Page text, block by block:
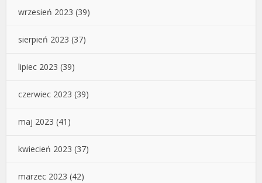
wrzesień 2023 (39)
sierpień 2023 (37)
lipiec 2023 (39)
czerwiec 2023 (39)
maj 2023 (41)
kwiecień 2023 (37)
marzec 2023 (42)